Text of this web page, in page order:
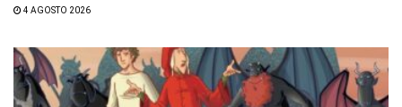
4 AGOSTO 2026